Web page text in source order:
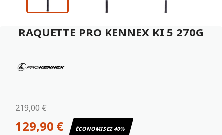
RAQUETTE PRO KENNEX KI 5 270G
219,00 €
129,90 € ÉCONOMISEZ 40%